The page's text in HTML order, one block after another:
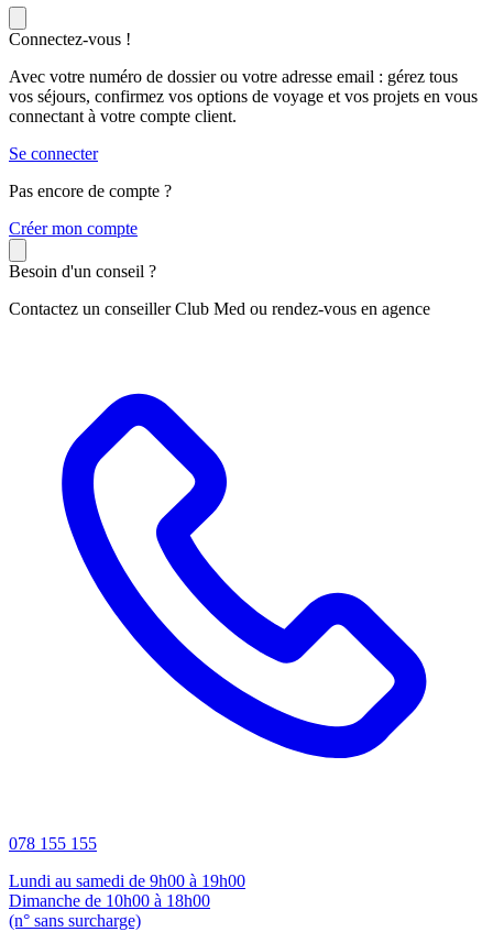
Connectez-vous !
Avec votre numéro de dossier ou votre adresse email : gérez tous
vos séjours, confirmez vos options de voyage et vos projets en vous
connectant à votre compte client.
Se connecter
Pas encore de compte ?
Créer mon compte
Besoin d'un conseil ?
Contactez un conseiller Club Med ou rendez-vous en agence
078 155 155
Lundi au samedi de 9h00 à 19h00
Dimanche de 10h00 à 18h00
(n° sans surcharge)